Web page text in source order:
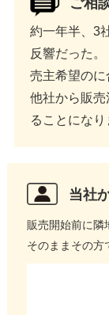
約一年半、3
反響だった。
売主希望のに
他社から販
ることになり
当社
販売開始前に隣
そのままその方